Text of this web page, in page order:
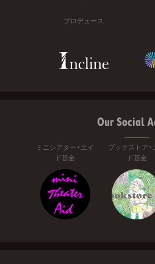
プロデュース
Our Social
ミニシアター・エイ
ド基金
ブックストア・
ド基金